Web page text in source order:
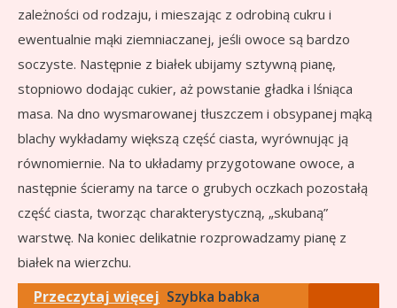
zależności od rodzaju, i mieszając z odrobiną cukru i
ewentualnie mąki ziemniaczanej, jeśli owoce są bardzo
soczyste. Następnie z białek ubijamy sztywną pianę,
stopniowo dodając cukier, aż powstanie gładka i lśniąca
masa. Na dno wysmarowanej tłuszczem i obsypanej mąką
blachy wykładamy większą część ciasta, wyrównując ją
równomiernie. Na to układamy przygotowane owoce, a
następnie ścieramy na tarce o grubych oczkach pozostałą
część ciasta, tworząc charakterystyczną, „skubaną”
warstwę. Na koniec delikatnie rozprowadzamy pianę z
białek na wierzchu.
Przeczytaj więcej Szybka babka